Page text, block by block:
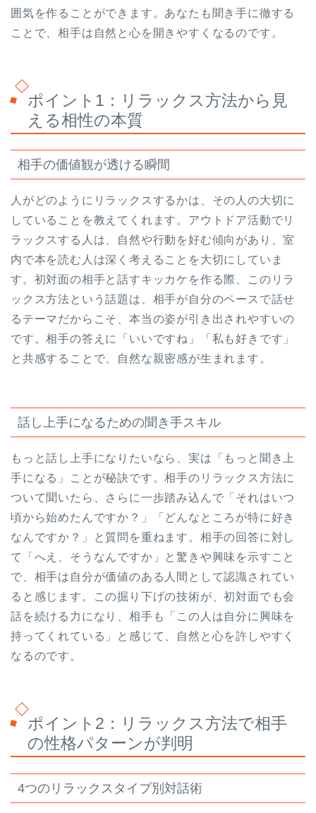
囲気を作ることができます。あなたも聞き手に徹する
ことで、相手は自然と心を開きやすくなるのです。
ポイント1：リラックス方法から見
える相性の本質
相手の価値観が透ける瞬間
人がどのようにリラックスするかは、その人の大切に
していることを教えてくれます。アウトドア活動でリ
ラックスする人は、自然や行動を好む傾向があり、室
内で本を読む人は深く考えることを大切にしていま
す。初対面の相手と話すキッカケを作る際、このリラ
ックス方法という話題は、相手が自分のペースで話せ
るテーマだからこそ、本当の姿が引き出されやすいの
です。相手の答えに「いいですね」「私も好きです」
と共感することで、自然な親密感が生まれます。
話し上手になるための聞き手スキル
もっと話し上手になりたいなら、実は「もっと聞き上
手になる」ことが秘訣です。相手のリラックス方法に
ついて聞いたら、さらに一歩踏み込んで「それはいつ
頃から始めたんですか？」「どんなところが特に好き
なんですか？」と質問を重ねます。相手の回答に対し
て「へえ、そうなんですか」と驚きや興味を示すこと
で、相手は自分が価値のある人間として認識されてい
ると感じます。この掘り下げの技術が、初対面でも会
話を続ける力になり、相手も「この人は自分に興味を
持ってくれている」と感じて、自然と心を許しやすく
なるのです。
ポイント2：リラックス方法で相手
の性格パターンが判明
4つのリラックスタイプ別対話術